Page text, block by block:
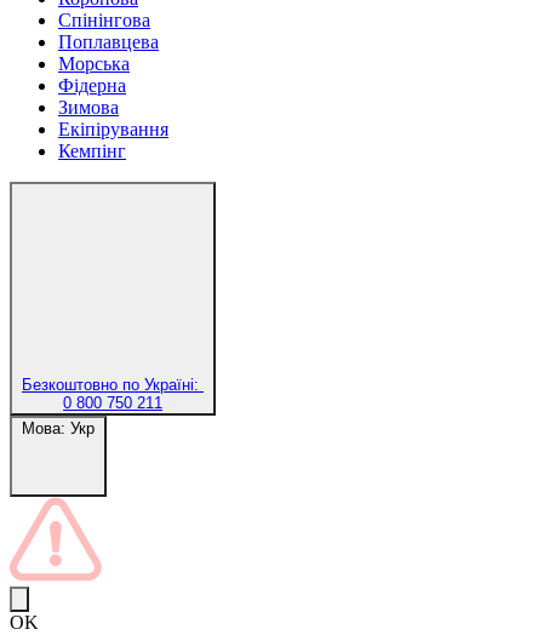
Спінінгова
Поплавцева
Морська
Фідерна
Зимова
Екіпірування
Кемпінг
Безкоштовно по Україні:
0 800 750 211
Мова: Укр
OK